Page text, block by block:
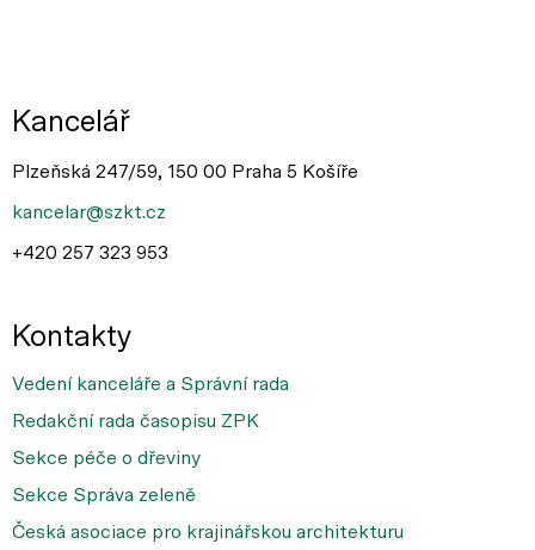
Kancelář
Plzeňská 247/59, 150 00 Praha 5 Košíře
kancelar@szkt.cz
+420 257 323 953
Kontakty
Vedení kanceláře a Správní rada
Redakční rada časopisu ZPK
Sekce péče o dřeviny
Sekce Správa zeleně
Česká asociace pro krajinářskou architekturu